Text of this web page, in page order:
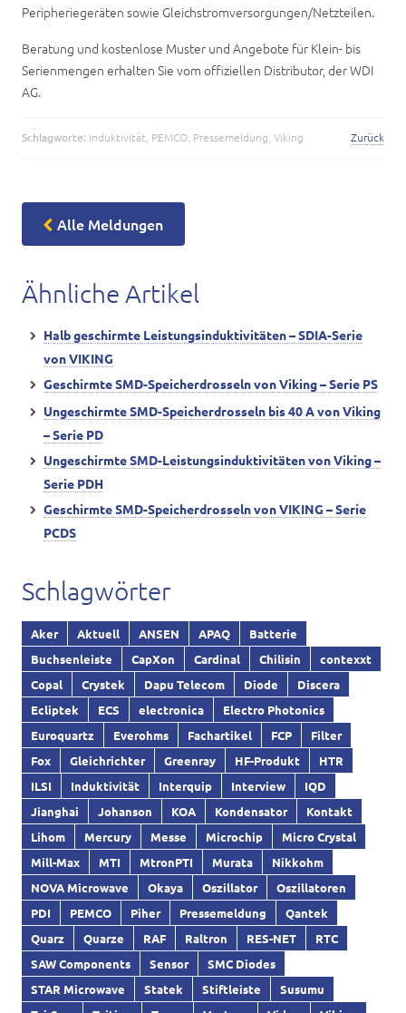
Peripheriegeräten sowie Gleichstromversorgungen/Netzteilen.
Beratung und kostenlose Muster und Angebote für Klein- bis
Serienmengen erhalten Sie vom offiziellen Distributor, der WDI
AG.
Schlagworte: Induktivität PEMCO Pressemeldung Viking Zurück
Alle Meldungen
Ähnliche Artikel
Halb geschirmte Leistungsinduktivitäten – SDIA-Serie
von VIKING
Geschirmte SMD-Speicherdrosseln von Viking – Serie PS
Ungeschirmte SMD-Speicherdrosseln bis 40 A von Viking
– Serie PD
Ungeschirmte SMD-Leistungsinduktivitäten von Viking –
Serie PDH
Geschirmte SMD-Speicherdrosseln von VIKING – Serie
PCDS
Schlagwörter
Aker Aktuell ANSEN APAQ
Batterie
Buchsenleiste
CapXon Cardinal Chilisin
contexxt
Copal
Crystek Dapu Telecom Diode
Discera
Ecliptek
ECS electronica
Electro Photonics
Euroquartz
Everohms Fachartikel FCP
Filter
Fox
Gleichrichter Greenray HF-Produkt
HTR
ILSI
Induktivität Interquip Interview
IQD
Jianghai
Johanson KOA Kondensator
Kontakt
Lihom
Mercury Messe Microchip
Micro Crystal
Mill-Max
MTI MtronPTI Murata
Nikkohm
NOVA Microwave
Okaya Oszillator
Oszillatoren
PDI
PEMCO Piher Pressemeldung
Qantek
Quarz
Quarze RAF Raltron RES-NET
RTC
SAW Components
Sensor
SMC Diodes
STAR Microwave
Statek Stiftleiste
Susumu